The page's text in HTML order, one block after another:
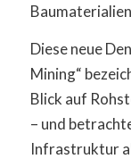
Diese neue
Mining“
Blick auf
– und
Infrastruktur